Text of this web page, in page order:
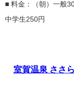
■ 料金：（朝）一
中学生250円
室賀温泉 ささ